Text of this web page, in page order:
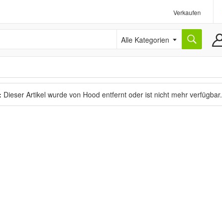
Verkaufen
Alle Kategorien
Dieser Artikel wurde von Hood entfernt oder ist nicht mehr verfügbar.